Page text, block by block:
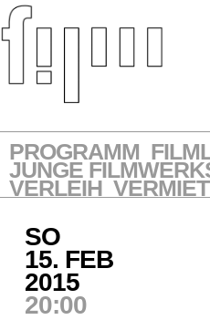
PROGRAMM
JUNGE
VERLEIH
SO
15. FEB
2015
20:00